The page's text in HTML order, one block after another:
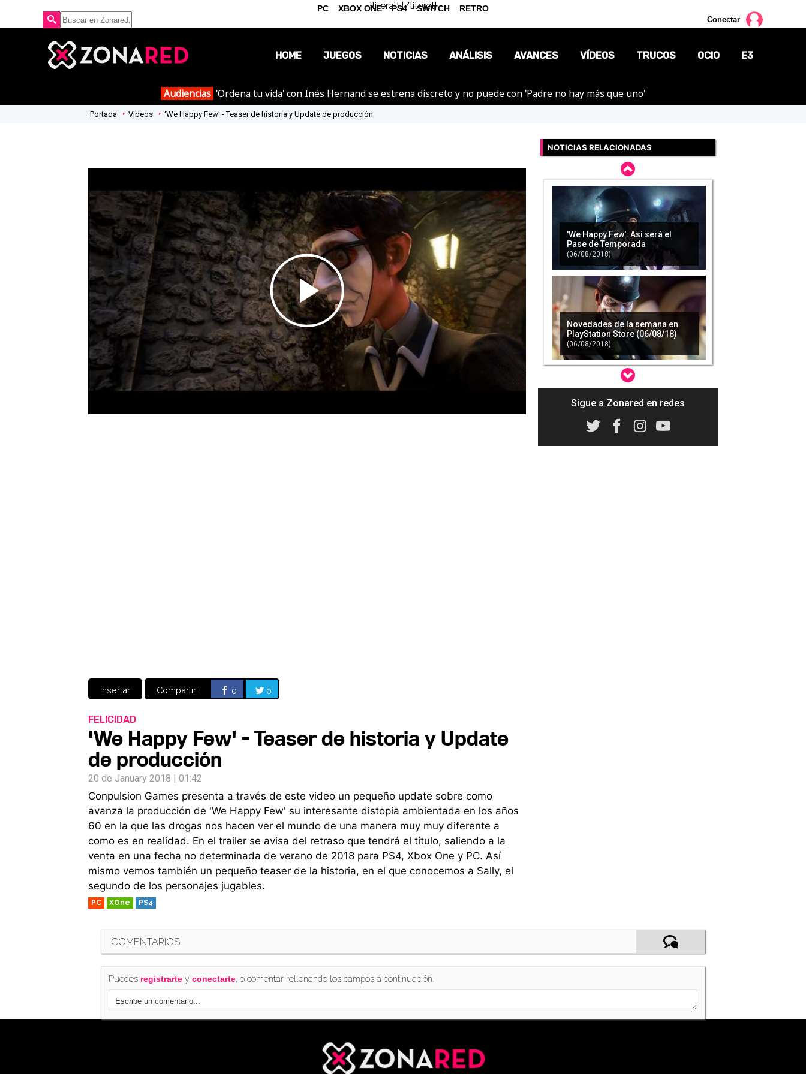
{literal}{/literal}
Conectar
HOME JUEGOS NOTICIAS
OPINIÓN
ANÁLISIS AVANCES VÍDEOS TRUCOS OCIO
MANGA
E3
Audiencias 'Ordena tu vida' con Inés Hernand se estrena discreto y no puede con 'Padre no hay más que uno'
Portada Vídeos 'We Happy Few' - Teaser de historia y Update de producción
Play
Video
Insertar Compartir: 0 0
FELICIDAD
'We Happy Few' - Teaser de historia y Update
de producción
20 de January 2018 | 01:42
Conpulsion Games presenta a través de este video un pequeño update sobre como
avanza la producción de 'We Happy Few' su interesante distopia ambientada en los años
60 en la que las drogas nos hacen ver el mundo de una manera muy muy diferente a
como es en realidad. En el trailer se avisa del retraso que tendrá el título, saliendo a la
venta en una fecha no determinada de verano de 2018 para PS4, Xbox One y PC. Así
mismo vemos también un pequeño teaser de la historia, en el que conocemos a Sally, el
segundo de los personajes jugables.
PC XOne PS4
NOTICIAS RELACIONADAS
'We Happy Few': Así será el
Pase de Temporada
(06/08/2018)
Novedades de la semana en
PlayStation Store (06/08/18)
(06/08/2018)
'They Came From Below', el
llegará la semana que viene
(29/03/2019)
Sigue a Zonared en redes
COMENTARIOS
Puedes registrartey conectarte, o comentar rellenando los campos a continuación.
PC XBOX ONE PS4 SWITCH RETRO